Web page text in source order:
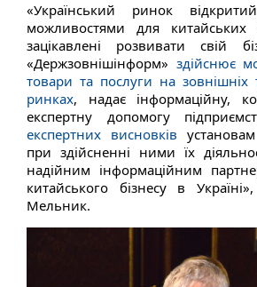
«Український ринок
можливостями для китайських
зацікавлені розвивати свій
«Держзовнішінформ» здійснює
товари та послуги на зовнішніх
ринках, надає інформаційну,
експертну допомогу
експертних висновків
при здійсненні ними їх
надійним інформаційним
китайського бізнесу в
Мельник.